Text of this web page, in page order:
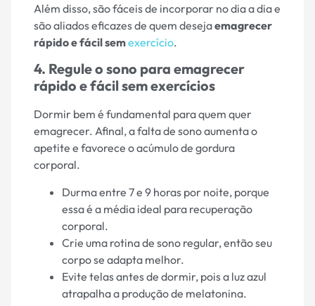
Além disso, são fáceis de incorporar no dia a dia e
são aliados eficazes de quem desejaemagrecer
rápido e fácil semexercício.
4. Regule o sono para emagrecer
rápido e fácil sem exercícios
Dormir bem é fundamental para quem quer
emagrecer. Afinal, a falta de sono aumenta o
apetite e favorece o acúmulo de gordura
corporal.
Durma entre 7 e 9 horas por noite, porque
essa é a média ideal para recuperação
corporal.
Crie uma rotina de sono regular, então seu
corpo se adapta melhor.
Evite telas antes de dormir, pois a luz azul
atrapalha a produção de melatonina.